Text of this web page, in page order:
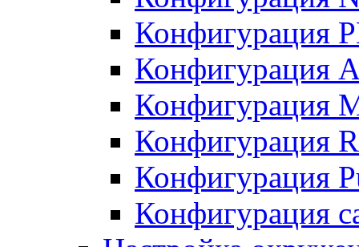
Конфигурация
Конфигурация
Конфигурация
Конфигурация
Конфигурация
Конфигурация